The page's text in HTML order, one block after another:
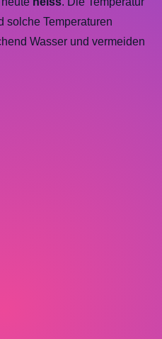
solche Temperaturen
Wasser und vermeiden